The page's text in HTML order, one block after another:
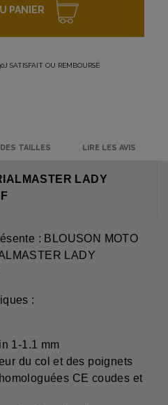
PANIER
SATISFAIT OU REMBOURSÉ
TAILLES LIRE LES AVIS
LADY
: BLOUSON MOTO
LADY
:
1-1.1 mm
du col et des poignets
CE coudes et